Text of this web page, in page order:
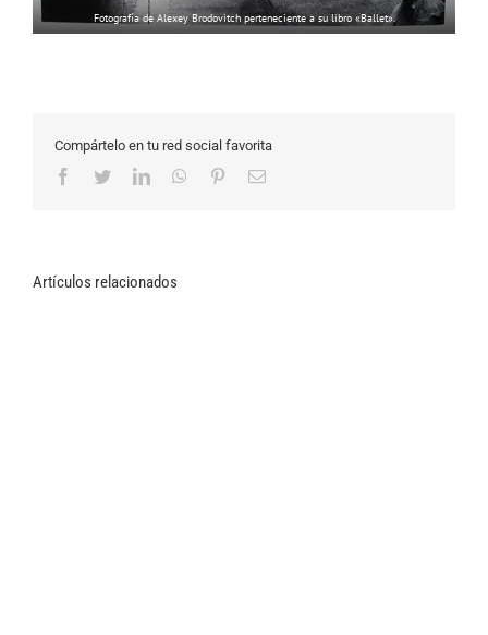
Fotografía de Alexey Brodovitch perteneciente a su libro «Ballet».
Compártelo en tu red social favorita
Facebook
TwitterLinkedInWhatsApp
PinterestCorreo
Artículos relacionados